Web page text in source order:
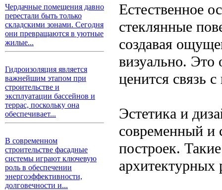
Чердачные помещения давно
перестали быть только
складскими зонами. Сегодня
они превращаются в уютные
жилые...
Гидроизоляция является
важнейшим этапом при
строительстве и
эксплуатации бассейнов и
террас, поскольку она
обеспечивает...
В современном
строительстве фасадные
системы играют ключевую
роль в обеспечении
энергоэффективности,
долговечности и...
Естественное
стеклянные
создавая
визуально. Это
ценится связь
Эстетика и
современный и
построек.